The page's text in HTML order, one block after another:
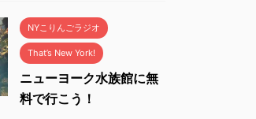
NYこりんごラジオ
That’s New York!
ニューヨーク水族館に無
料で行こう！